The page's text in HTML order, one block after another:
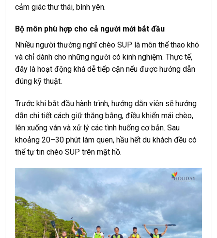
cảm giác thư thái, bình yên.
Bộ môn phù hợp cho cả người mới bắt đầu
Nhiều người thường nghĩ chèo SUP là môn thể thao khó
và chỉ dành cho những người có kinh nghiệm. Thực tế,
đây là hoạt động khá dễ tiếp cận nếu được hướng dẫn
đúng kỹ thuật.
Trước khi bắt đầu hành trình, hướng dẫn viên sẽ hướng
dẫn chi tiết cách giữ thăng bằng, điều khiển mái chèo,
lên xuống ván và xử lý các tình huống cơ bản. Sau
khoảng 20–30 phút làm quen, hầu hết du khách đều có
thể tự tin chèo SUP trên mặt hồ.